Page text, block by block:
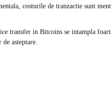
costurile de tranzactie sunt
transfer in Bitcoins se intampla
asteptare.